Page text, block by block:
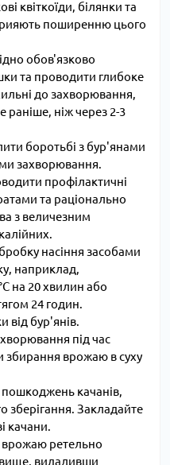
квіткоїди, білянки та
поширенню цього
обов'язково
та проводити глибоке
до захворювання,
раніше, ніж через 2-3
боротьбі з бур'янами
захворювання.
профілактичні
та раціонально
з величезним
насіння засобами
наприклад,
на 20 хвилин або
24 годин.
від бур'янів.
під час
збирання врожаю в суху
качанів,
зберігання. Закладайте
качани.
врожаю ретельно
видаливши